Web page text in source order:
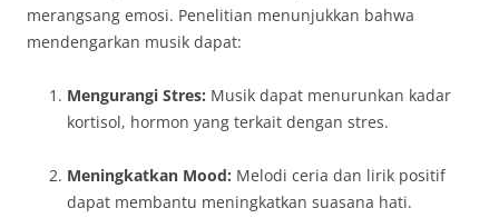
merangsang emosi. Penelitian menunjukkan bahwa
mendengarkan musik dapat:
Mengurangi Stres: Musik dapat menurunkan kadar
kortisol, hormon yang terkait dengan stres.
Meningkatkan Mood: Melodi ceria dan lirik positif
dapat membantu meningkatkan suasana hati.